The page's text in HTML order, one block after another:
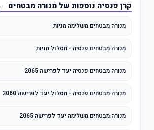
קרן פנסיה נוספות של מנורה מבטחים ←
מנורה מבטחים משלימה מניות
מנורה מבטחים פנסיה - מסלול מניות
מנורה מבטחים פנסיה יעד לפרישה 2065
מנורה מבטחים פנסיה - מסלול יעד לפרישה 2060
מנורה מבטחים משלימה יעד לפרישה 2065